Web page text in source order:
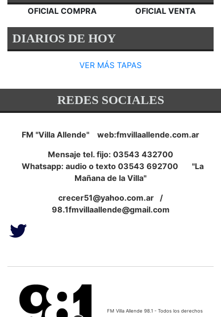
OFICIAL COMPRA OFICIAL VENTA
DIARIOS DE HOY
VER MÁS TAPAS
REDES SOCIALES
FM "Villa Allende" web:fmvillaallende.com.ar
Mensaje tel. fijo: 03543 432700
Whatsapp: audio o texto 03543 692700 "La
Mañana de la Villa"
crecer51@yahoo.com.ar /
98.1fmvillaallende@gmail.com
FM Villa Allende 98.1 - Todos los derechos